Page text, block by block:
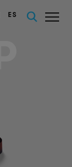
ES